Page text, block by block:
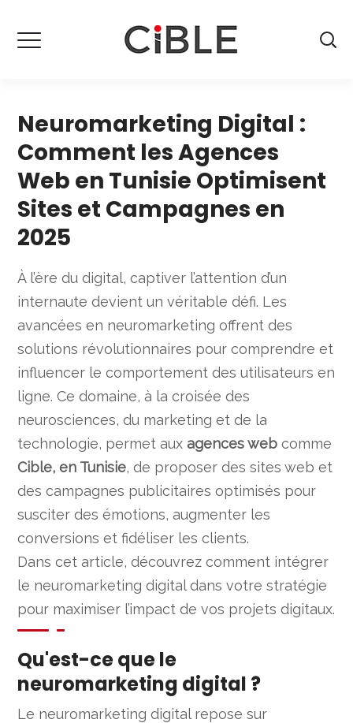
Neuromarketing Digital :
Comment les Agences
Web en Tunisie Optimisent
Sites et Campagnes en
2025
À l’ère du digital, captiver l’attention d’un
internaute devient un véritable défi. Les
avancées en neuromarketing offrent des
solutions révolutionnaires pour comprendre et
influencer le comportement des utilisateurs en
ligne. Ce domaine, à la croisée des
neurosciences, du marketing et de la
technologie, permet auxagences web comme
Cible, en Tunisie, de proposer des sites web et
des campagnes publicitaires optimisés pour
susciter des émotions, augmenter les
conversions et fidéliser les clients.
Dans cet article, découvrez comment intégrer
le neuromarketing digital dans votre stratégie
pour maximiser l’impact de vos projets digitaux.
Qu'est-ce que le
neuromarketing digital ?
Le neuromarketing digital repose sur